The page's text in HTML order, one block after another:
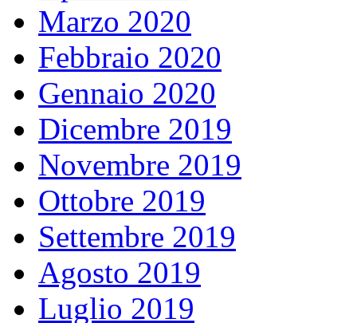
Marzo 2020
Febbraio 2020
Gennaio 2020
Dicembre 2019
Novembre 2019
Ottobre 2019
Settembre 2019
Agosto 2019
Luglio 2019